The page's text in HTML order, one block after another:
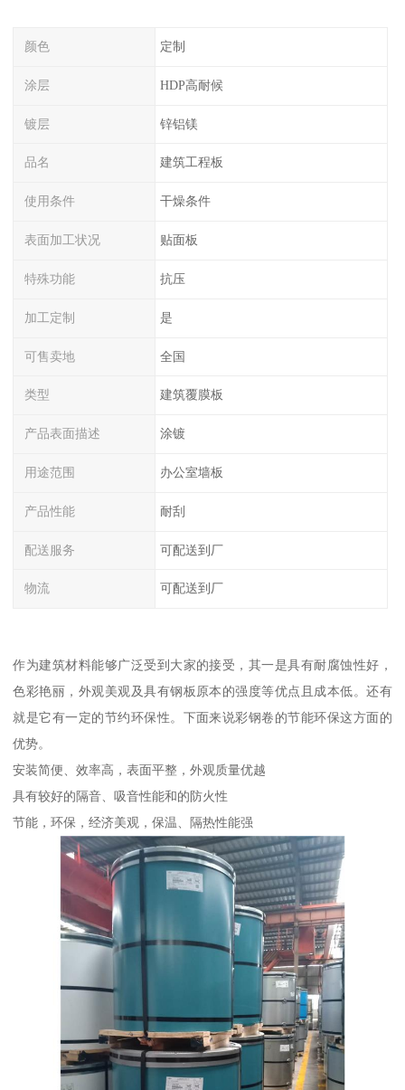
颜色 定制
涂层 HDP高耐候
镀层 锌铝镁
品名 建筑工程板
使用条件 干燥条件
表面加工状况 贴面板
特殊功能 抗压
加工定制 是
可售卖地 全国
类型 建筑覆膜板
产品表面描述 涂镀
用途范围 办公室墙板
产品性能 耐刮
配送服务 可配送到厂
物流 可配送到厂
作为建筑材料能够广泛受到大家的接受，其一是具有耐腐蚀性好，
色彩艳丽，外观美观及具有钢板原本的强度等优点且成本低。还有
就是它有一定的节约环保性。下面来说彩钢卷的节能环保这方面的
优势。
安装简便、效率高，表面平整，外观质量优越
具有较好的隔音、吸音性能和的防火性
节能，环保，经济美观，保温、隔热性能强